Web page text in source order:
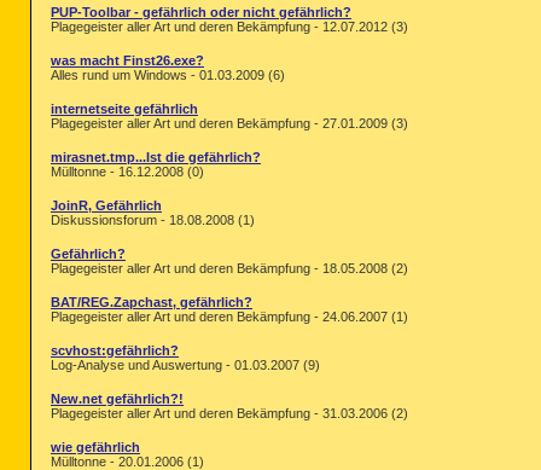
PUP-Toolbar - gefährlich oder nicht gefährlich?
Plagegeister aller Art und deren Bekämpfung - 12.07.2012 (3)
was macht Finst26.exe?
Alles rund um Windows - 01.03.2009 (6)
internetseite gefährlich
Plagegeister aller Art und deren Bekämpfung - 27.01.2009 (3)
mirasnet.tmp...Ist die gefährlich?
Mülltonne - 16.12.2008 (0)
JoinR, Gefährlich
Diskussionsforum - 18.08.2008 (1)
Gefährlich?
Plagegeister aller Art und deren Bekämpfung - 18.05.2008 (2)
BAT/REG.Zapchast, gefährlich?
Plagegeister aller Art und deren Bekämpfung - 24.06.2007 (1)
scvhost:gefährlich?
Log-Analyse und Auswertung - 01.03.2007 (9)
New.net gefährlich?!
Plagegeister aller Art und deren Bekämpfung - 31.03.2006 (2)
wie gefährlich
Mülltonne - 20.01.2006 (1)